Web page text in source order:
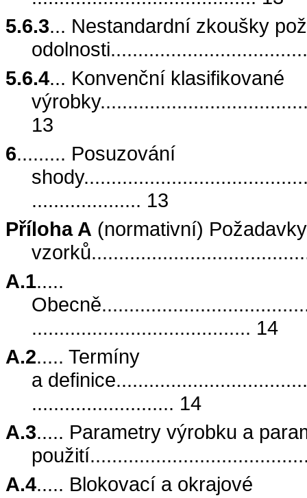
5.6.3... Nestandardní zkoušky
5.6.4... Konvenční klasifikované
13
6......... Posuzování
.................... 13
Příloha A (normativní)
A.1.....
........................................ 14
A.2..... Termíny
a
.......................... 14
A.3..... Parametry výrobku a
A.4..... Blokovací a okrajové